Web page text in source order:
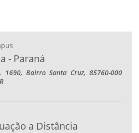
- Paraná
1690, Bairro Santa Cruz, 85760-000
a Distância